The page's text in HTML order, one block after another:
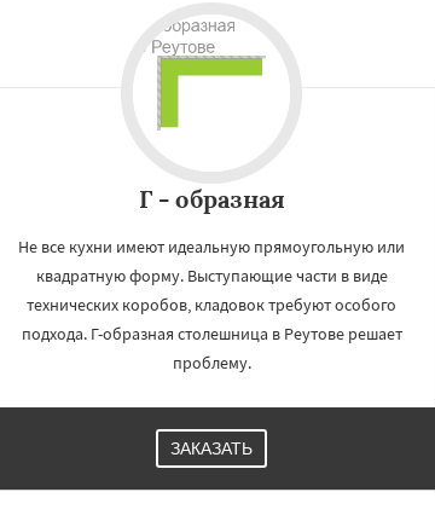
Г - образная
Не все кухни имеют идеальную прямоугольную или
квадратную форму. Выступающие части в виде
технических коробов, кладовок требуют особого
подхода. Г-образная столешница в Реутове решает
проблему.
ЗАКАЗАТЬ
Даю согласие на обработку персональных данных